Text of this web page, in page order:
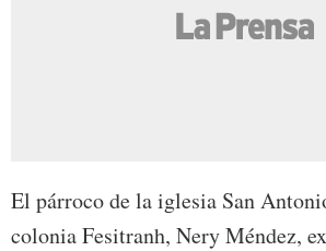
El párroco de la iglesia San
colonia Fesitranh, Nery Méndez,